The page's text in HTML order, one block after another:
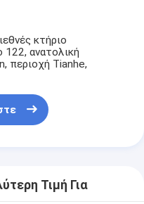
κτήριο
122, ανατολική
περιοχή Tianhe,
Τιμή Για